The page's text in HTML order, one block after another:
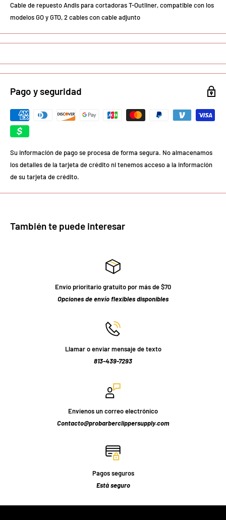
Cable de repuesto Andis para cortadoras T-Outliner,compatible con los
modelos GO y GTO,2 cables con cable adjunto
Pago y seguridad
Su información de pago se procesa de forma segura. No almacenamos
los detalles de la tarjeta de crédito ni tenemos acceso a la información
de su tarjeta de crédito.
También te puede interesar
Envío prioritario gratuito por más de $70
Opciones de envío flexibles disponibles
Llamar o enviar mensaje de texto
813-439-7293
Envíenos un correo electrónico
Contacto@probarberclippersupply.com
Pagos seguros
Está seguro